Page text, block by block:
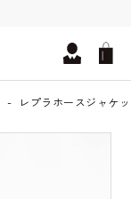
レプラホースジャケ